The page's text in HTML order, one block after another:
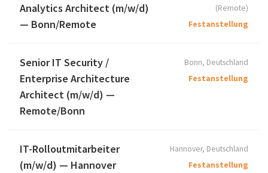
Analytics Architect (m/w/d)
— Bonn/Remote
(Remote)
Festanstellung
Senior IT Security /
Enterprise Architecture
Architect (m/w/d) —
Remote/Bonn
Bonn, Deutschland
Festanstellung
IT-Rolloutmitarbeiter
(m/w/d) — Hannover
Hannover, Deutschland
Festanstellung